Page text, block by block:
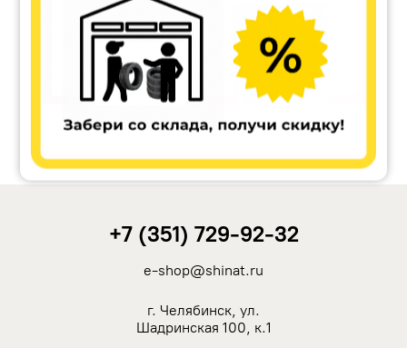
Remain
+7 (351) 729-92-32
e-shop@shinat.ru
г. Челябинск, ул.
Шадринская 100, к.1